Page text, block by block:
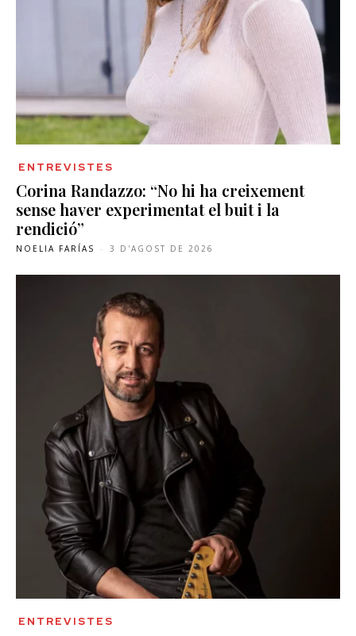
ENTREVISTES
Corina Randazzo: “No hi ha creixement
sense haver experimentat el buit i la
rendició”
NOELIA FARÍAS - 3 D'AGOST DE 2026
ENTREVISTES